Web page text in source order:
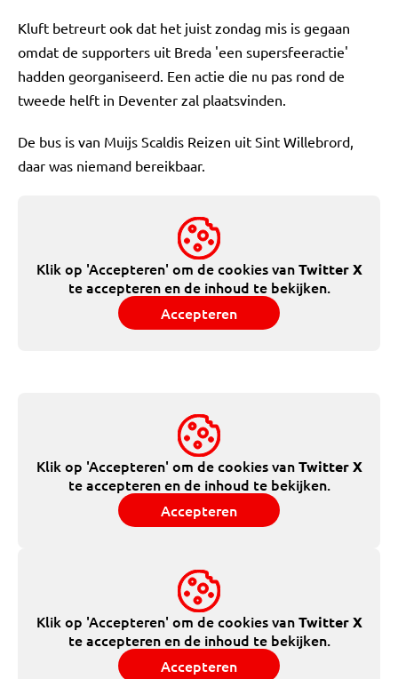
Kluft betreurt ook dat het juist zondag mis is gegaan
omdat de supporters uit Breda 'een supersfeeractie'
hadden georganiseerd. Een actie die nu pas rond de
tweede helft in Deventer zal plaatsvinden.
De bus is van Muijs Scaldis Reizen uit Sint Willebrord,
daar was niemand bereikbaar.
Klik op 'Accepteren' om de cookies vanTwitter X
te accepteren en de inhoud te bekijken.
Accepteren
Klik op 'Accepteren' om de cookies vanTwitter X
te accepteren en de inhoud te bekijken.
Accepteren
Klik op 'Accepteren' om de cookies vanTwitter X
te accepteren en de inhoud te bekijken.
Accepteren